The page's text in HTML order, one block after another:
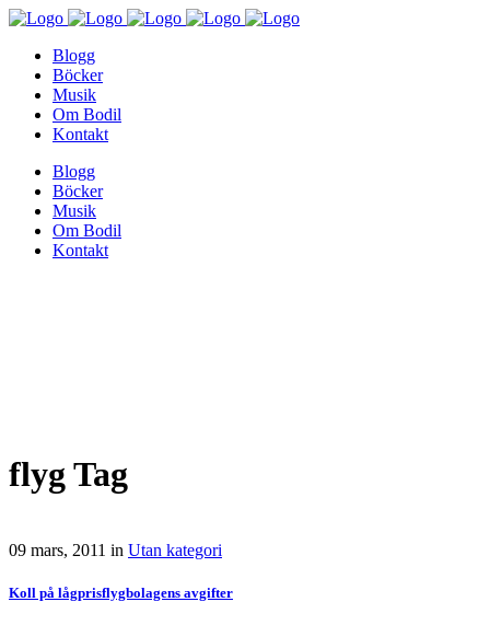
Blogg
Böcker
Musik
Om Bodil
Kontakt
Blogg
Böcker
Musik
Om Bodil
Kontakt
flyg Tag
09 mars, 2011 in Utan kategori
Koll på lågprisflygbolagens avgifter